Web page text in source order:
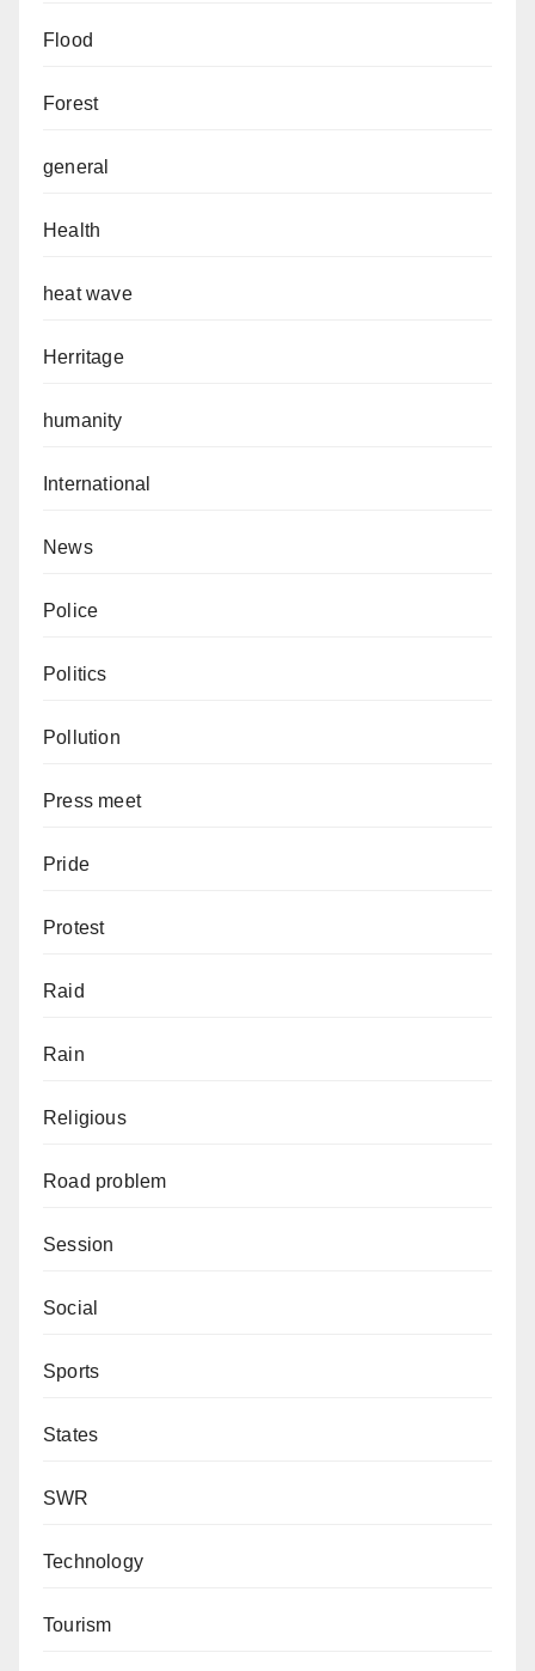
Flood
Forest
general
Health
heat wave
Herritage
humanity
International
News
Police
Politics
Pollution
Press meet
Pride
Protest
Raid
Rain
Religious
Road problem
Session
Social
Sports
States
SWR
Technology
Tourism